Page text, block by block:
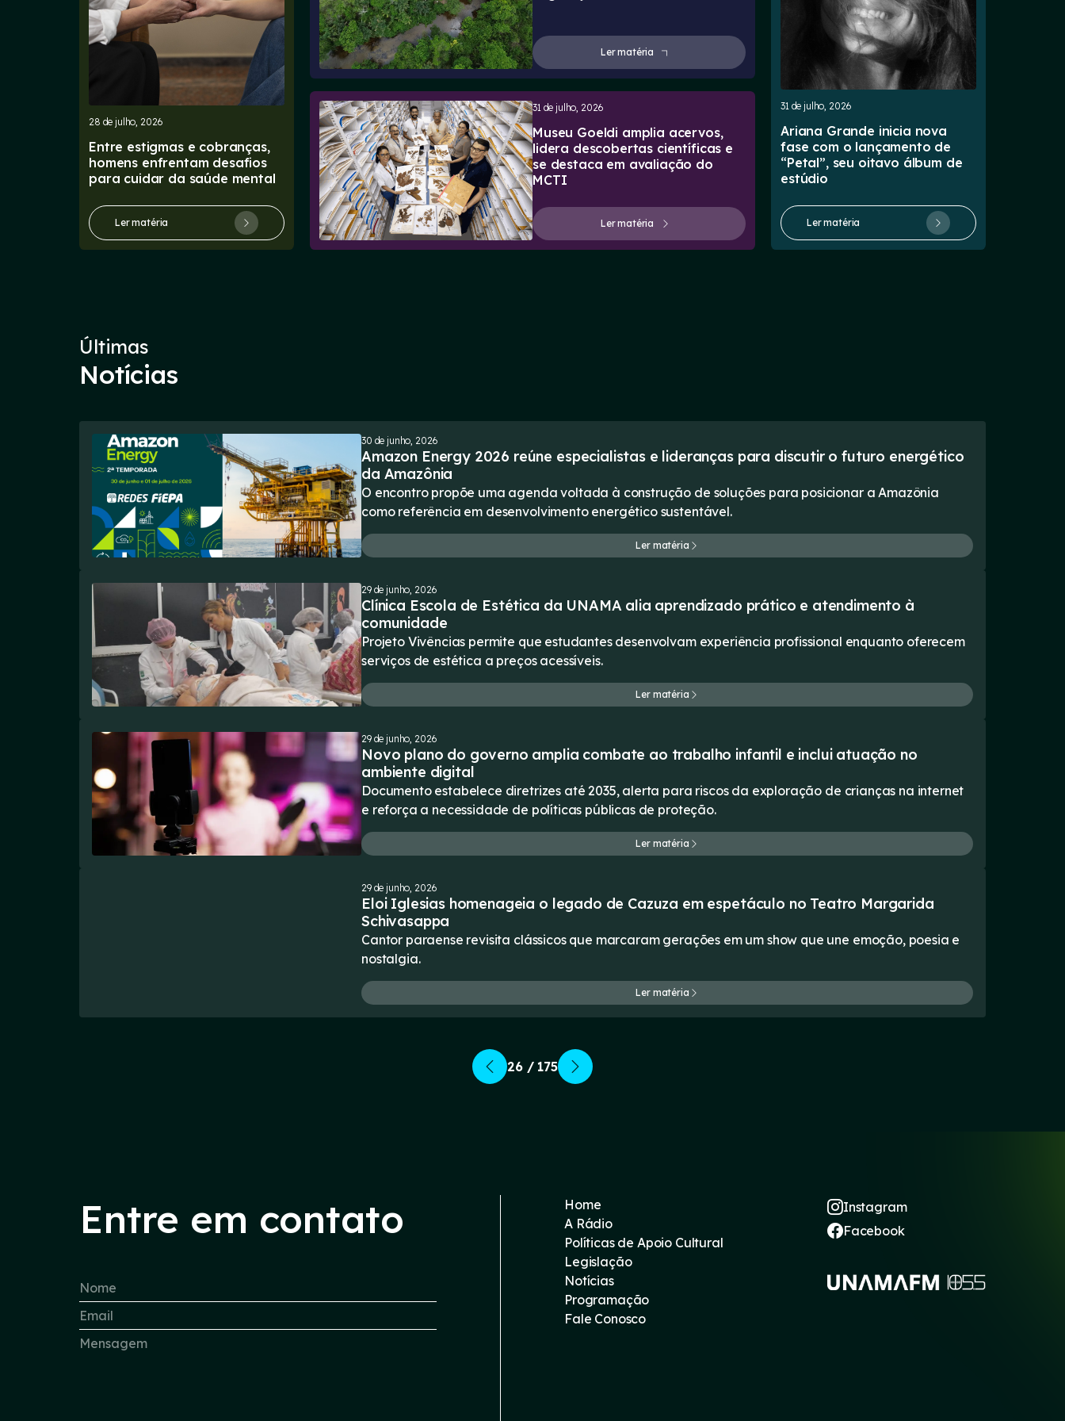
28 de julho, 2026
Entre estigmas e cobranças,
homens enfrentam desafios
para cuidar da saúde mental
Ler matéria
Ler matéria
31 de julho, 2026
Museu Goeldi amplia acervos,
lidera descobertas científicas e
se destaca em avaliação do
MCTI
Ler matéria
31 de julho, 2026
Ariana Grande inicia nova
fase com o lançamento de
“Petal”, seu oitavo álbum de
estúdio
Ler matéria
Últimas
Notícias
30 de junho, 2026
Amazon Energy 2026 reúne especialistas e lideranças para discutir o futuro energético
da Amazônia
O encontro propõe uma agenda voltada à construção de soluções para posicionar a Amazônia
como referência em desenvolvimento energético sustentável.
Ler matéria
29 de junho, 2026
Clínica Escola de Estética da UNAMA alia aprendizado prático e atendimento à
comunidade
Projeto Vivências permite que estudantes desenvolvam experiência profissional enquanto oferecem
serviços de estética a preços acessíveis.
Ler matéria
29 de junho, 2026
Novo plano do governo amplia combate ao trabalho infantil e inclui atuação no
ambiente digital
Documento estabelece diretrizes até 2035, alerta para riscos da exploração de crianças na internet
e reforça a necessidade de políticas públicas de proteção.
Ler matéria
29 de junho, 2026
Eloi Iglesias homenageia o legado de Cazuza em espetáculo no Teatro Margarida
Schivasappa
Cantor paraense revisita clássicos que marcaram gerações em um show que une emoção, poesia e
nostalgia.
Ler matéria
26 / 175
Entre em contato
Home
A Rádio
Políticas de Apoio Cultural
Legislação
Notícias
Programação
Fale Conosco
Instagram
Facebook